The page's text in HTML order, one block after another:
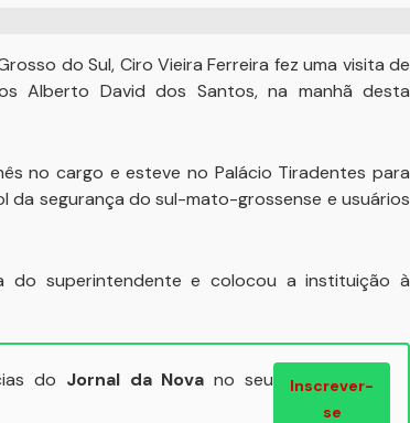
do Sul, Ciro Vieira Ferreira fez uma visita de
Alberto David dos Santos, na manhã desta
no cargo e esteve no Palácio Tiradentes para
segurança do sul-mato-grossense e usuários
do superintendente e colocou a instituição à
do Jornal da Nova no seu
Inscrever-
se